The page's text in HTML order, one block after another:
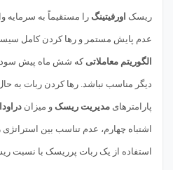
ریسک اورفیتینگ را مستقیماً به سرمایه
عدم پایش مستمر و رها کردن کامل
الگوریتم معاملاتی که شش ماه پیش
دیگر مناسب نباشد. رها کردن ربات به
پارامترهای مدیریت ریسک و میزان
اشتباه چهارم، عدم تناسب بین
استفاده از یک ربات پرریسک با نسبت